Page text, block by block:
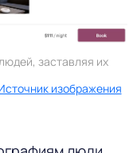
заставляя их
изображения